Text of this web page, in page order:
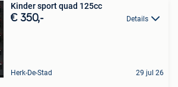
Kinder sport quad 125cc
€ 350,- Details
Herk-De-Stad 29 jul 26